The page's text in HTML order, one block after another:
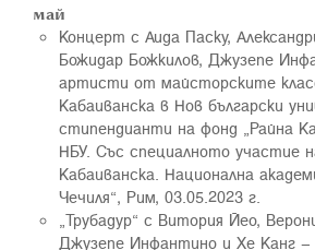
май
Концерт с Аида Паску,
Божидар Божкилов, Джузепе
артисти от майсторските
Кабаиванска в Нов български
стипендианти на фонд „Райна
НБУ. Със специалното участие
Кабаиванска. Национална
Чечиля“, Рим, 03.05.2023 г.
„Трубадур“ с Витория Йео,
Джузепе Инфантино и Хе Канг